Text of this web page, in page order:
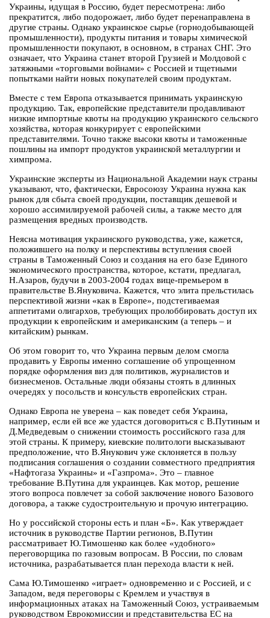
Украины, идущая в Россию, будет пересмотрена: либо
прекратится, либо подорожает, либо будет перенаправлена в
другие страны. Однако украинское сырье (горнодобывающей
промышленности), продукты питания и товары химической
промышленности покупают, в основном, в странах СНГ. Это
означает, что Украина станет второй Грузией и Молдовой с
затяжными «торговыми войнами» с Россией и тщетными
попытками найти новых покупателей своим продуктам.
Вместе с тем Европа отказывается принимать украинскую
продукцию. Так, европейские представители продавливают
низкие импортные квоты на продукцию украинского сельского
хозяйства, которая конкурирует с европейскими
представителями. Точно также высоки квоты и таможенные
пошлины на импорт продуктов украинской металлургии и
химпрома.
Украинские эксперты из Национальной Академии наук страны
указывают, что, фактически, Евросоюзу Украина нужна как
рынок для сбыта своей продукции, поставщик дешевой и
хорошо ассимилируемой рабочей силы, а также место для
размещения вредных производств.
Неясна мотивация украинского руководства, уже, кажется,
положившего на полку и перспективы вступления своей
страны в Таможенный Союз и создания на его базе Единого
экономического пространства, которое, кстати, предлагал,
Н.Азаров, будучи в 2003-2004 годах вице-премьером в
правительстве В.Януковича. Кажется, что элита прельстилась
перспективой жизни «как в Европе», подстегиваемая
аппетитами олигархов, требующих пролоббировать доступ их
продукции к европейским и американским (а теперь – и
китайским) рынкам.
Об этом говорит то, что Украина первым делом смогла
продавить у Европы именно соглашение об упрощенном
порядке оформления виз для политиков, журналистов и
бизнесменов. Остальные люди обязаны стоять в длинных
очередях у посольств и консульств европейских стран.
Однако Европа не уверена – как поведет себя Украина,
например, если ей все же удастся договориться с В.Путиным и
Д.Медведевым о снижении стоимость российского газа для
этой страны. К примеру, киевские политологи высказывают
предположение, что В.Янукович уже склоняется в пользу
подписания соглашения о создании совместного предприятия
«Нафтогаза Украины» и «Газпрома». Это – главное
требование В.Путина для украинцев. Как мотор, решение
этого вопроса повлечет за собой заключение нового Базового
договора, а также судостроительную и прочую интеграцию.
Но у российской стороны есть и план «Б». Как утверждает
источник в руководстве Партии регионов, В.Путин
рассматривает Ю.Тимошенко как более «удобного»
переговорщика по газовым вопросам. В России, по словам
источника, разрабатывается план перехода власти к ней.
Сама Ю.Тимошенко «играет» одновременно и с Россией, и с
Западом, ведя переговоры с Кремлем и участвуя в
информационных атаках на Таможенный Союз, устраиваемым
руководством Еврокомиссии и представительства ЕС на